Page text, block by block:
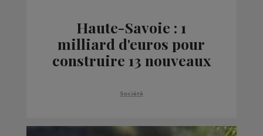
Haute-Savoie : 1
milliard d'euros pour
construire 13 nouveaux
17
Société